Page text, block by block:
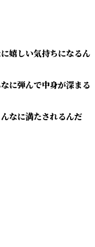
嬉しい気持ちになるん
に弾んで中身が深まる
なに満たされるんだ